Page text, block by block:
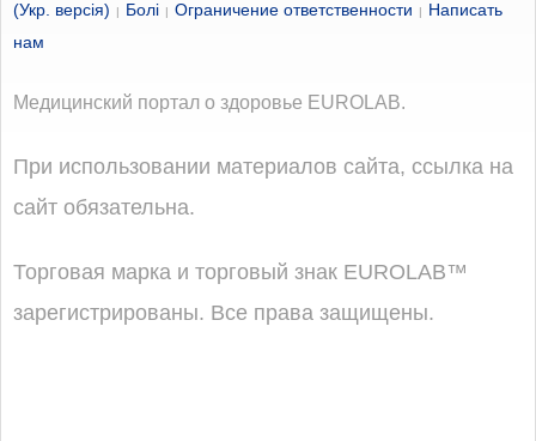
(Укр. версія)
Болі Ограничение ответственности
Написать
нам
Медицинский портал о здоровье EUROLAB.
При использовании материалов сайта, ссылка на
сайт обязательна.
Торговая марка и торговый знак EUROLAB™
зарегистрированы. Все права защищены.